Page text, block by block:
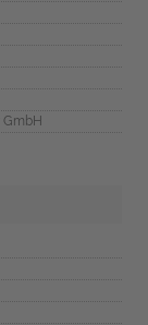
GmbH